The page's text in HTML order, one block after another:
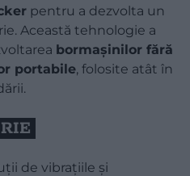
pentru a dezvolta un
Această tehnologie a
bormașinilor fără
portabile, folosite atât în
de vibrațiile și